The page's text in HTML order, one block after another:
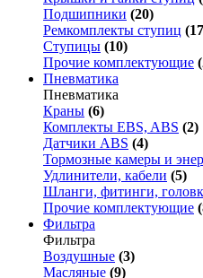
Подшипники (20)
Ремкомплекты ступиц
Ступицы (10)
Прочие комплектующие
Пневматика
Пневматика
Краны (6)
Комплекты EBS, ABS (2)
Датчики ABS (4)
Тормозные камеры и
Удлинители, кабели (5)
Шланги, фитинги,
Прочие комплектующие
Фильтра
Фильтра
Воздушные (3)
Масляные (9)